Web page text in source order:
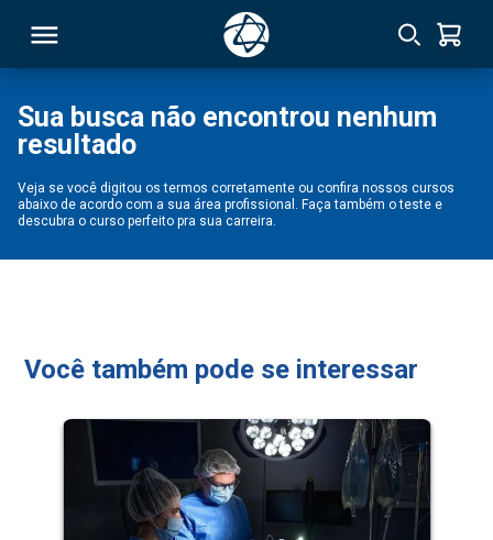
Sua busca não encontrou nenhum
resultado
Veja se você digitou os termos corretamente ou confira nossos cursos
abaixo de acordo com a sua área profissional. Faça também o teste e
descubra o curso perfeito pra sua carreira.
Você também pode se interessar